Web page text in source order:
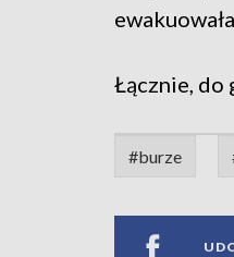
Łącznie, do
#burze